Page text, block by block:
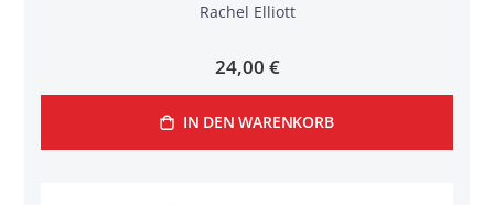
Rachel Elliott
24,00 €
IN DEN WARENKORB